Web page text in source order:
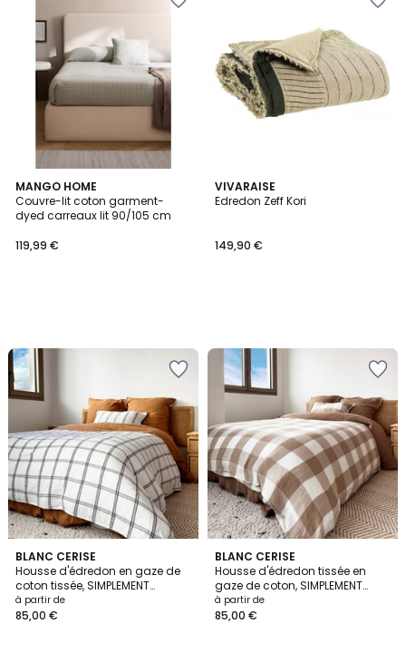
MANGO HOME
Couvre-lit coton garment-
dyed carreaux lit 90/105 cm
119,99 €
VIVARAISE
Edredon Zeff Kori
149,90 €
BLANC CERISE
Housse d'édredon en gaze de
coton tissée, SIMPLEMENT
GAUFRÉ CARREAU
à partir de
85,00 €
BLANC CERISE
Housse d'édredon tissée en
gaze de coton, SIMPLEMENT
GAUFRÉ VICHY
à partir de
85,00 €